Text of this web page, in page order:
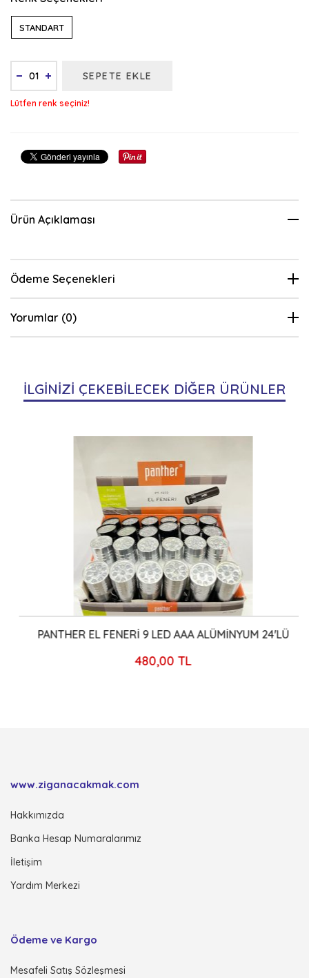
STANDART
SEPETE EKLE
Lütfen renk seçiniz!
Ürün Açıklaması
Ödeme Seçenekleri
Yorumlar (0)
İLGİNİZİ ÇEKEBİLECEK DİĞER ÜRÜNLER
PANTHER EL FENERİ 9 LED AAA ALÜMİNYUM 24'LÜ
480,00 TL
www.ziganacakmak.com
Hakkımızda
Banka Hesap Numaralarımız
İletişim
Yardım Merkezi
Ödeme ve Kargo
Mesafeli Satış Sözleşmesi